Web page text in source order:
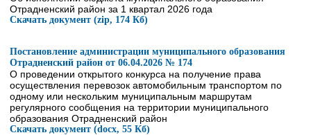
Отрадненский район за 1 квартал 2026 года
Скачать документ (zip, 174 Кб)
Постановление администрации муниципального образования
Отрадненский район от 06.04.2026 № 174
О проведении открытого конкурса на получение права
осуществления перевозок автомобильным транспортом по
одному или нескольким муниципальным маршрутам
регулярного сообщения на территории муниципального
образования Отрадненский район
Скачать документ (docx, 55 Кб)